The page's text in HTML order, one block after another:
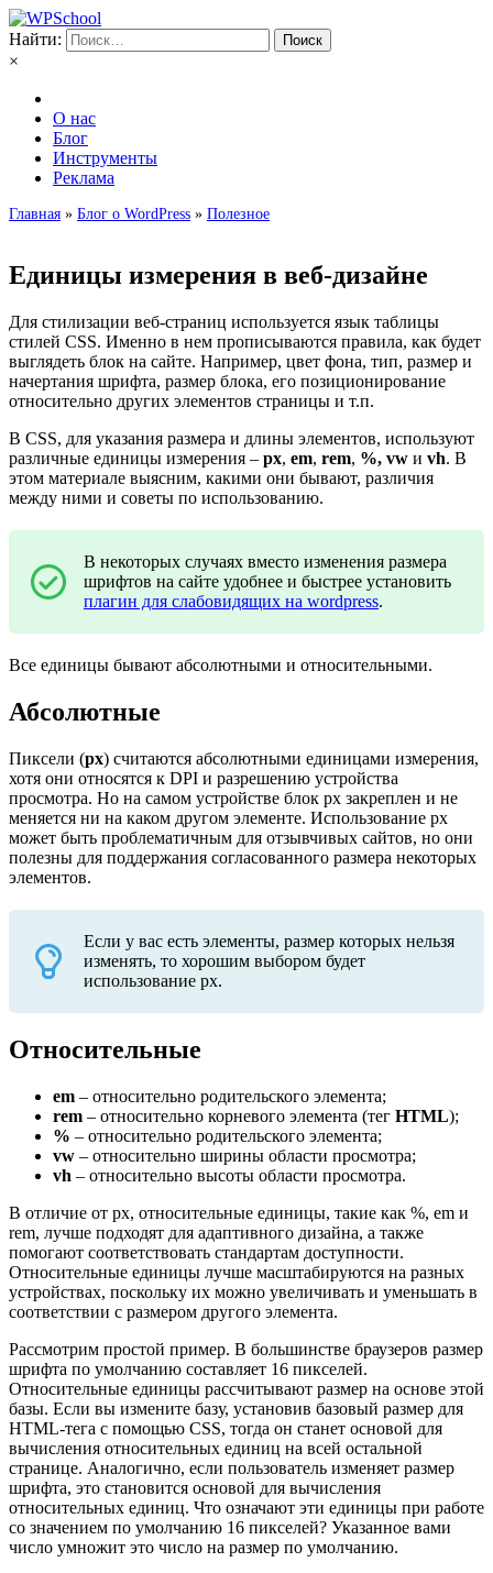
Найти:
×
О нас
Блог
Инструменты
Реклама
Главная » Блог о WordPress » Полезное
Единицы измерения в веб-дизайне
Для стилизации веб-страниц используется язык таблицы
стилей CSS. Именно в нем прописываются правила, как будет
выглядеть блок на сайте. Например, цвет фона, тип, размер и
начертания шрифта, размер блока, его позиционирование
относительно других элементов страницы и т.п.
В CSS, для указания размера и длины элементов, используют
различные единицы измерения – px, em, rem, %, vw и vh. В
этом материале выясним, какими они бывают, различия
между ними и советы по использованию.
В некоторых случаях вместо изменения размера
шрифтов на сайте удобнее и быстрее установить
плагин для слабовидящих на wordpress.
Все единицы бывают абсолютными и относительными.
Абсолютные
Пиксели (px) считаются абсолютными единицами измерения,
хотя они относятся к DPI и разрешению устройства
просмотра. Но на самом устройстве блок px закреплен и не
меняется ни на каком другом элементе. Использование px
может быть проблематичным для отзывчивых сайтов, но они
полезны для поддержания согласованного размера некоторых
элементов.
Если у вас есть элементы, размер которых нельзя
изменять, то хорошим выбором будет
использование px.
Относительные
em – относительно родительского элемента;
rem – относительно корневого элемента (тег HTML);
% – относительно родительского элемента;
vw – относительно ширины области просмотра;
vh – относительно высоты области просмотра.
В отличие от px, относительные единицы, такие как %, em и
rem, лучше подходят для адаптивного дизайна, а также
помогают соответствовать стандартам доступности.
Относительные единицы лучше масштабируются на разных
устройствах, поскольку их можно увеличивать и уменьшать в
соответствии с размером другого элемента.
Рассмотрим простой пример. В большинстве браузеров размер
шрифта по умолчанию составляет 16 пикселей.
Относительные единицы рассчитывают размер на основе этой
базы. Если вы измените базу, установив базовый размер для
HTML-тега с помощью CSS, тогда он станет основой для
вычисления относительных единиц на всей остальной
странице. Аналогично, если пользователь изменяет размер
шрифта, это становится основой для вычисления
относительных единиц. Что означают эти единицы при работе
со значением по умолчанию 16 пикселей? Указанное вами
число умножит это число на размер по умолчанию.